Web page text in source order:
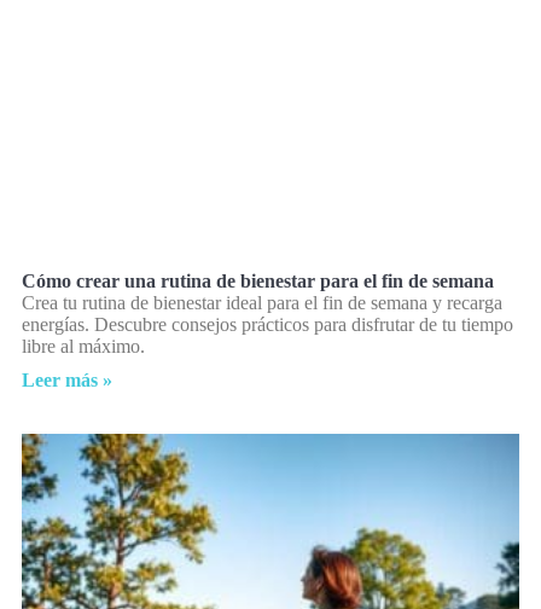
Cómo crear una rutina de bienestar para el fin de semana
Crea tu rutina de bienestar ideal para el fin de semana y recarga
energías. Descubre consejos prácticos para disfrutar de tu tiempo
libre al máximo.
Leer más »